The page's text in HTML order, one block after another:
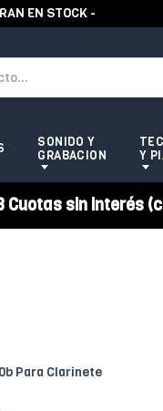
STOCK -
SONIDO Y
GRABACION
Y
3 Cuotas sin